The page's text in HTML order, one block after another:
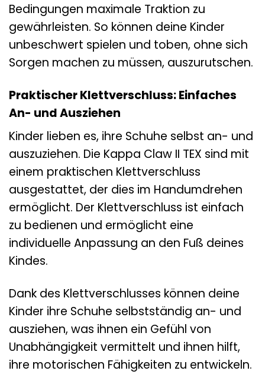
Bedingungen maximale Traktion zu
gewährleisten. So können deine Kinder
unbeschwert spielen und toben, ohne sich
Sorgen machen zu müssen, auszurutschen.
Praktischer Klettverschluss: Einfaches
An- und Ausziehen
Kinder lieben es, ihre Schuhe selbst an- und
auszuziehen. Die Kappa Claw II TEX sind mit
einem praktischen Klettverschluss
ausgestattet, der dies im Handumdrehen
ermöglicht. Der Klettverschluss ist einfach
zu bedienen und ermöglicht eine
individuelle Anpassung an den Fuß deines
Kindes.
Dank des Klettverschlusses können deine
Kinder ihre Schuhe selbstständig an- und
ausziehen, was ihnen ein Gefühl von
Unabhängigkeit vermittelt und ihnen hilft,
ihre motorischen Fähigkeiten zu entwickeln.